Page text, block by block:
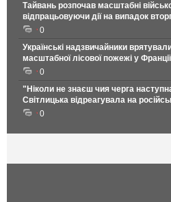
Тайвань розпочав масштабні
відпрацьовуючи дії на випадок
0
Українські надзвичайники
масштабної лісової пожежі у Франції
0
"Ніколи не знаєш чия черга
Світлицька відреагувала на
0